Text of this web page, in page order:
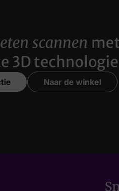
scannen
3D technologie
Naar de winkel